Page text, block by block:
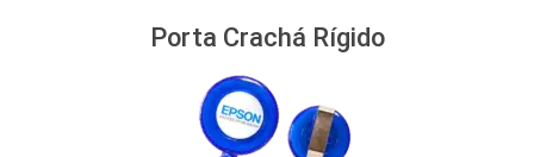
Porta Crachá Rígido